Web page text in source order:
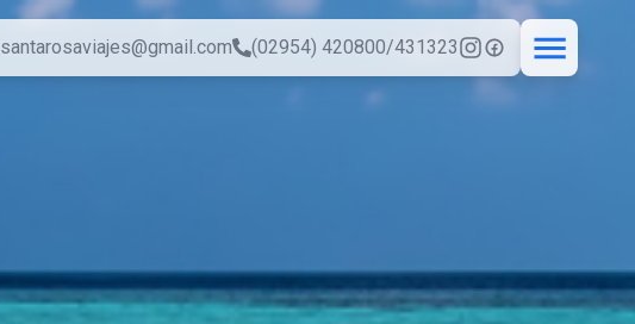
santarosaviajes@gmail.com (02954) 420800/431323